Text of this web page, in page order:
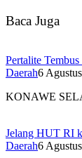
Baca Juga
‎Pertalite
Daerah6
‎KONAWE
‎Jelang HUT RI
Daerah6